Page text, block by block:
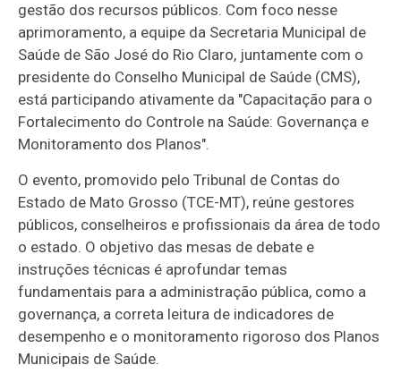
gestão dos recursos públicos. Com foco nesse
aprimoramento, a equipe da Secretaria Municipal de
Saúde de São José do Rio Claro, juntamente com o
presidente do Conselho Municipal de Saúde (CMS),
está participando ativamente da "Capacitação para o
Fortalecimento do Controle na Saúde: Governança e
Monitoramento dos Planos".
O evento, promovido pelo Tribunal de Contas do
Estado de Mato Grosso (TCE-MT), reúne gestores
públicos, conselheiros e profissionais da área de todo
o estado. O objetivo das mesas de debate e
instruções técnicas é aprofundar temas
fundamentais para a administração pública, como a
governança, a correta leitura de indicadores de
desempenho e o monitoramento rigoroso dos Planos
Municipais de Saúde.